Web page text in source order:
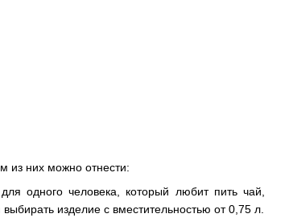
из них можно отнести:
одного человека, который любит пить чай,
изделие с вместительностью от 0,75 л.